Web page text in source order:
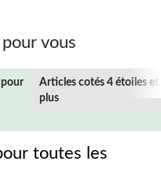
vous
pour
Articles cotés 4 étoiles et
plus
toutes les